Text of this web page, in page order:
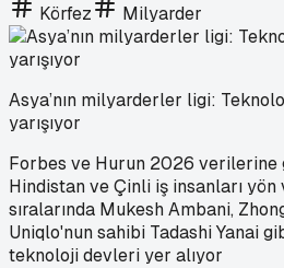
Körfez Milyarder
Asya’nın milyarderler ligi:
yarışıyor
Forbes ve Hurun 2026 verilerine
Hindistan ve Çinli iş insanları
sıralarında Mukesh Ambani,
Uniqlo'nun sahibi Tadashi Yanai
teknoloji devleri yer alıyor